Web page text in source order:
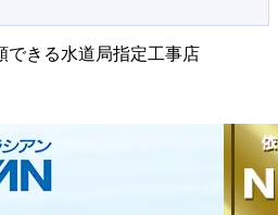
できる水道局指定工事店